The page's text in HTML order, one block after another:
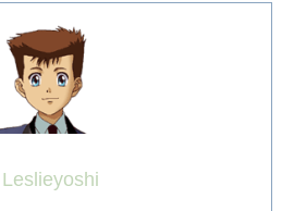
Leslieyoshi